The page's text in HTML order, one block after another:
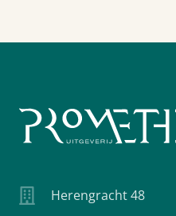
Herengracht 48